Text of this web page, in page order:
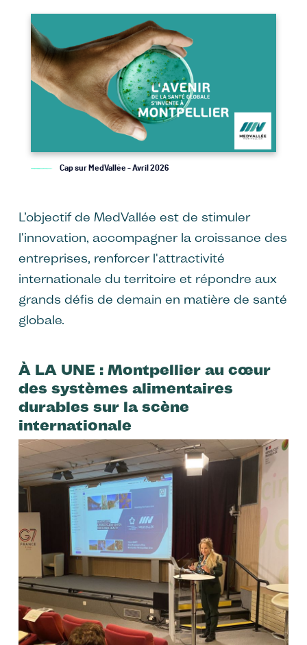
Image
Cap sur MedVallée - Avril 2026
L’objectif de MedVallée est de stimuler
l'innovation, accompagner la croissance des
entreprises, renforcer l'attractivité
internationale du territoire et répondre aux
grands défis de demain en matière de santé
globale.
À LA UNE : Montpellier au cœur
des systèmes alimentaires
durables sur la scène
internationale